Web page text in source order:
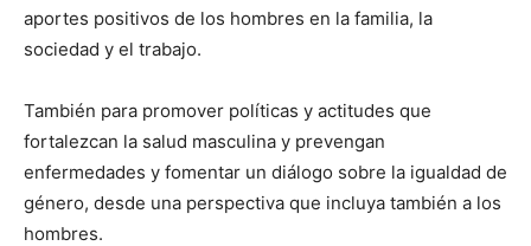
aportes positivos de los hombres en la familia, la
sociedad y el trabajo.
También para promover políticas y actitudes que
fortalezcan la salud masculina y prevengan
enfermedades y fomentar un diálogo sobre la igualdad de
género, desde una perspectiva que incluya también a los
hombres.